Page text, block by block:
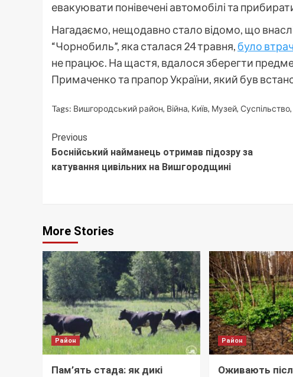
евакуювати понівечені автомобілі та
Нагадаємо, нещодавно стало відомо, що
“Чорнобиль”, яка сталася 24 травня, було
не працює. На щастя, вдалося зберегти
Примаченко та прапор України, який був
Tags: Вишгородський район, Війна, Київ, Музей, Суспільство,
Continue
Reading
Previous
Боснійський найманець отримав підозру за
катування цивільних на Вишгородщині
More Stories
Район
Пам’ять стада: як дикі
Район
Оживають